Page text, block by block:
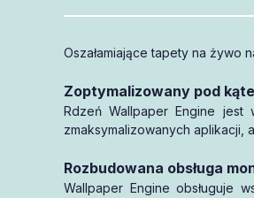
Oszałamiające tapety na żywo
Zoptymalizowany pod
Rdzeń Wallpaper Engine jest
zmaksymalizowanych
Rozbudowana obsługa
Wallpaper Engine obsługuje